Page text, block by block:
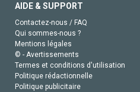
AIDE & SUPPORT
Contactez-nous / FAQ
Qui sommes-nous ?
Mentions légales
© - Avertissements
Termes et conditions d'utilisation
Politique rédactionnelle
Politique publicitaire